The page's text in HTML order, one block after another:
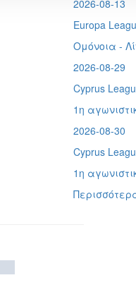
2026-08-13
Europa
Ομόνοια -
2026-08-29
Cyprus
1η
2026-08-30
Cyprus
1η